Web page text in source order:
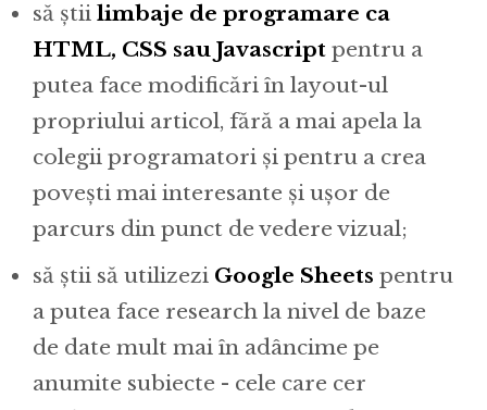
să știi limbaje de programare ca
HTML, CSS sau Javascript pentru a
putea face modificări în layout-ul
propriului articol, fără a mai apela la
colegii programatori și pentru a crea
povești mai interesante și ușor de
parcurs din punct de vedere vizual;
să știi să utilizezi Google Sheets pentru
a putea face research la nivel de baze
de date mult mai în adâncime pe
anumite subiecte - cele care cer